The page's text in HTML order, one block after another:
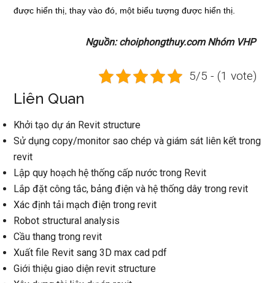
được hiển thị, thay vào đó, một biểu tượng được hiển thị.
Nguồn: choiphongthuy.com Nhóm VHP
5/5 - (1 vote)
Liên Quan
Khởi tạo dự án Revit structure
Sử dụng copy/monitor sao chép và giám sát liên kết trong
revit
Lập quy hoạch hệ thống cấp nước trong Revit
Lắp đặt công tắc, bảng điện và hệ thống dây trong revit
Xác định tải mạch điện trong revit
Robot structural analysis
Cầu thang trong revit
Xuất file Revit sang 3D max cad pdf
Giới thiệu giao diện revit structure